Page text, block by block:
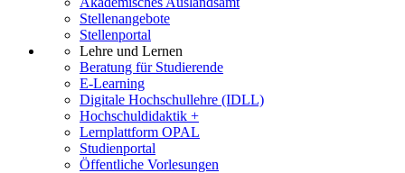
Stellenangebote
Stellenportal
Lehre und Lernen
Beratung für Studierende
E-Learning
Digitale Hochschullehre (IDLL)
Hochschuldidaktik +
Lernplattform OPAL
Studienportal
Öffentliche Vorlesungen